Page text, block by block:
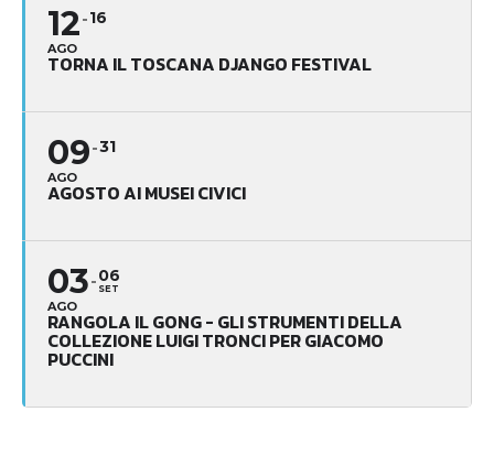
12
AGO
16
TORNA IL TOSCANA DJANGO FESTIVAL
09
AGO
31
AGOSTO AI MUSEI CIVICI
03
AGO
06
SET
RANGOLA IL GONG - GLI STRUMENTI DELLA
COLLEZIONE LUIGI TRONCI PER GIACOMO
PUCCINI